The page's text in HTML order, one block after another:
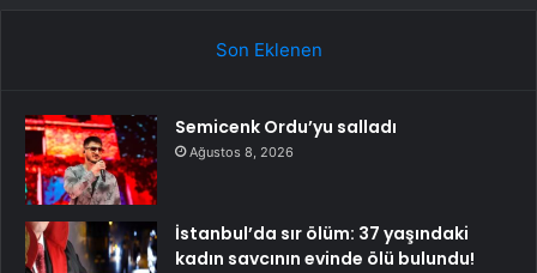
Son Eklenen
Semicenk Ordu’yu salladı
Ağustos 8, 2026
İstanbul’da sır ölüm: 37 yaşındaki
kadın savcının evinde ölü bulundu!